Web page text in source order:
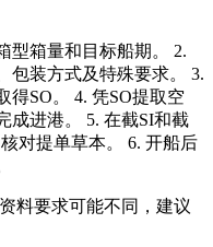
型箱量和目标船期。 2.
包装方式及特殊要求。 3.
得SO。 4. 凭SO提取空
成进港。 5. 在截SI和截
对提单草本。 6. 开船后
料要求可能不同，建议